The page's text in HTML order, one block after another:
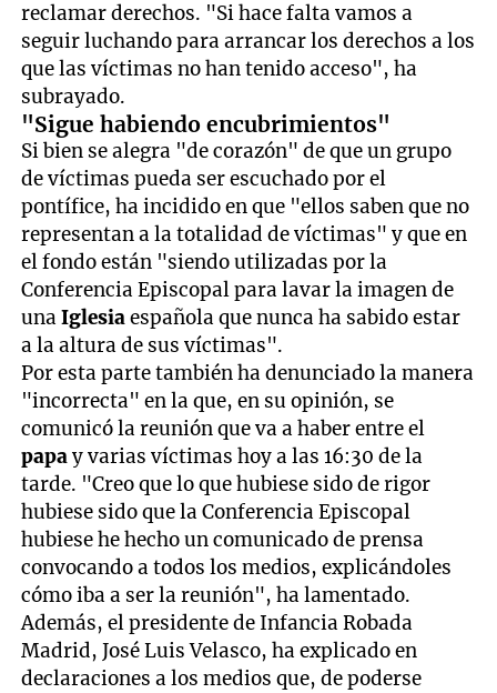
reclamar derechos. "Si hace falta vamos a
seguir luchando para arrancar los derechos a los
que las víctimas no han tenido acceso", ha
subrayado.
"Sigue habiendo encubrimientos"
Si bien se alegra "de corazón" de que un grupo
de víctimas pueda ser escuchado por el
pontífice, ha incidido en que "ellos saben que no
representan a la totalidad de víctimas" y que en
el fondo están "siendo utilizadas por la
Conferencia Episcopal para lavar la imagen de
unaIglesiaespañola que nunca ha sabido estar
a la altura de sus víctimas".
Por esta parte también ha denunciado la manera
"incorrecta" en la que, en su opinión, se
comunicó la reunión que va a haber entre el
papay varias víctimas hoy a las 16:30 de la
tarde. "Creo que lo que hubiese sido de rigor
hubiese sido que la Conferencia Episcopal
hubiese he hecho un comunicado de prensa
convocando a todos los medios, explicándoles
cómo iba a ser la reunión", ha lamentado.
Además, el presidente de Infancia Robada
Madrid, José Luis Velasco, ha explicado en
declaraciones a los medios que, de poderse